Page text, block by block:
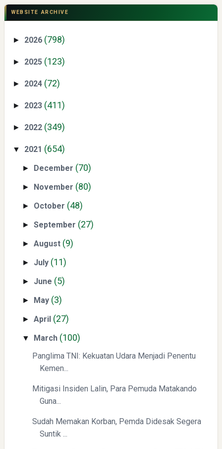
Hasil Panen
Non-Academic Prominence Versi EduRank 2026
Yaqut Cholil Qoumas: Kisah Inspiratif di Balik Kasus Hukum
Mengenal Dampak Kenaikan Suku Bunga terhadap Bitcoin
(BTC) dan Ekonomi Global
Yaqut Cholil Qoumas: Kisah Inspiratif di Balik Kasus Hukum
WEBSITE ARCHIVE
► 2026 (798)
► 2025 (123)
► 2024 (72)
► 2023 (411)
► 2022 (349)
▼ 2021 (654)
► December (70)
► November (80)
► October (48)
►September (27)
►August (9)
► July (11)
► June (5)
► May (3)
►April (27)
▼ March (100)
Panglima TNI: Kekuatan Udara Menjadi Penentu
Kemen...
Mitigasi Insiden Lalin, Para Pemuda Matakando
Guna...
Sudah Memakan Korban, Pemda Didesak Segera
Suntik ...